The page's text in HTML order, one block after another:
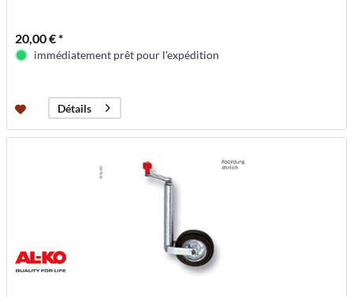
20,00 € *
immédiatement prêt pour l'expédition
Détails